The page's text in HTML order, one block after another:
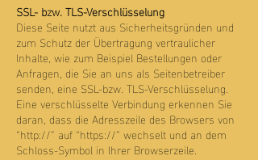
SSL- bzw. TLS-Verschlüsselung
Diese Seite nutzt aus Sicherheitsgründen und
zum Schutz der Übertragung vertraulicher
Inhalte, wie zum Beispiel Bestellungen oder
Anfragen, die Sie an uns als Seitenbetreiber
senden, eine SSL-bzw. TLS-Verschlüsselung.
Eine verschlüsselte Verbindung erkennen Sie
daran, dass die Adresszeile des Browsers von
“http://” auf “https://” wechselt und an dem
Schloss-Symbol in Ihrer Browserzeile.